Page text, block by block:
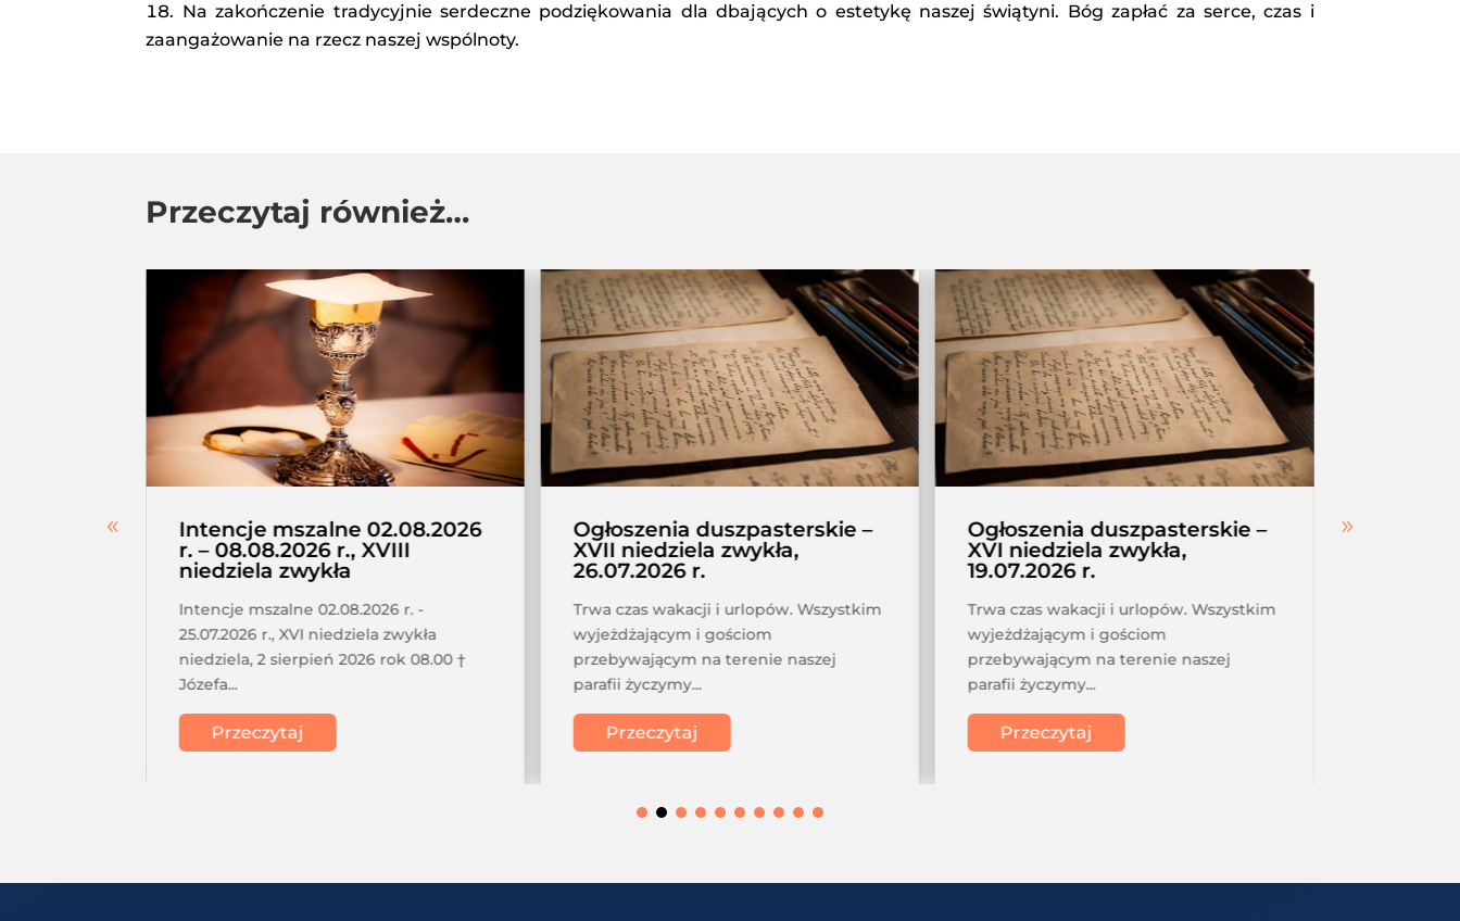
Na zakończenie tradycyjnie serdeczne podziękowania dla dbających o estetykę naszej świątyni. Bóg zapłać za serce, czas i
zaangażowanie na rzecz naszej wspólnoty.
Przeczytaj również…
Intencje mszalne 02.08.2026
r. – 08.08.2026 r., XVIII
niedziela zwykła
Intencje mszalne 02.08.2026 r. -
25.07.2026 r., XVI niedziela zwykła
niedziela, 2 sierpień 2026 rok 08.00 †
Józefa...
Przeczytaj
Ogłoszenia duszpasterskie –
XVII niedziela zwykła,
26.07.2026 r.
Trwa czas wakacji i urlopów. Wszystkim
wyjeżdżającym i gościom
przebywającym na terenie naszej
parafii życzymy...
Przeczytaj
Ogłoszenia duszpasterskie –
XVI niedziela zwykła,
19.07.2026 r.
Trwa czas wakacji i urlopów. Wszystkim
wyjeżdżającym i gościom
przebywającym na terenie naszej
parafii życzymy...
Przeczytaj